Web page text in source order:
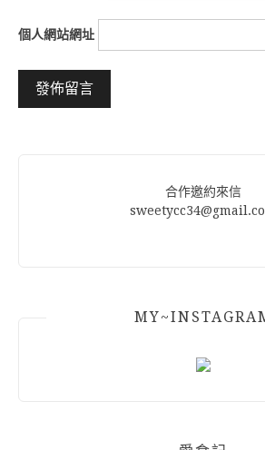
個人網站網址
合作邀約來信